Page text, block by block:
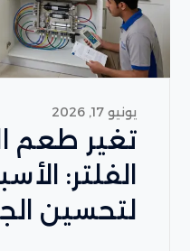
يونيو 17, 2026
تغير طعم
الفلتر:
لتحسين